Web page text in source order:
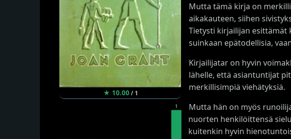
★ 10.00/ 1
1
Mutta tämä kirja on
aikakauteen, siihen
Tietysti kirjailijan esittämät
suinkaan epätodellisia,
Kirjailijatar on hyvin
lähelle, että asiantuntijat
merkillisimpiä viehätyksiä.
Mutta hän on myös
nuorten henkilöittensä
kuitenkin hyvin